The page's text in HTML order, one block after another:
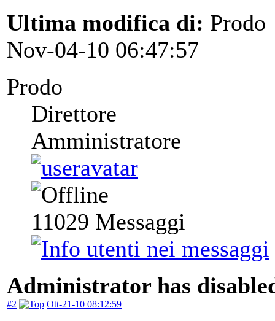
Ultima modifica di: Prodo
Nov-04-10 06:47:57
Prodo
Direttore
Amministratore
11029 Messaggi
Administrator has
#2 Ott-21-10 08:12:59